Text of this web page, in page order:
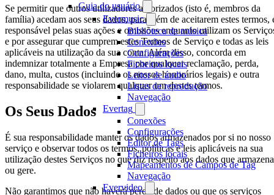
Guia do usuário
Evermusic
Biblioteca de música
Conexões
Configurações
Ficheiros locais
Leitor de áudio
Listas de reprodução
Navegação
Evertag
Conexões
Configurações
Editor de Tags
Ficheiros locais
Mapeamentos de Campos de Tag
Navegação
Evervideo
Se permitir que outros utilizadores autorizados (isto é, membros da
família) acedam aos seus dados, para além de aceitarem estes termos,
responsável pelas suas ações e omissões enquanto utilizam os
e por assegurar que cumprem estes Termos de Serviço e todas as leis
aplicáveis na utilização da sua conta. Além disso, concorda em
indemnizar totalmente a Empresa por qualquer reclamação, perda,
dano, multa, custos (incluindo os nossos honorários legais) e outra
responsabilidade se violarem qualquer um destes termos.
Os Seus Dados
É sua responsabilidade manter os dados armazenados por si no nosso
serviço e observar todos os termos, políticas e leis aplicáveis na sua
utilização destes Serviços no que diz respeito aos dados que armazena
ou gere.
Não garantimos que não haverá perda de dados ou que os serviços